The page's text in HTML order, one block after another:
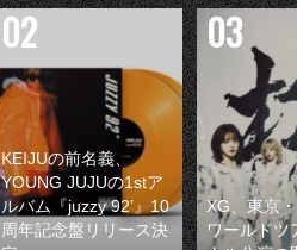
KEIJUの前名義、
YOUNG JUJUの1stア
ルバム『juzzy 92’』10
周年記念盤リリース決
XG、東京
ワールドツ